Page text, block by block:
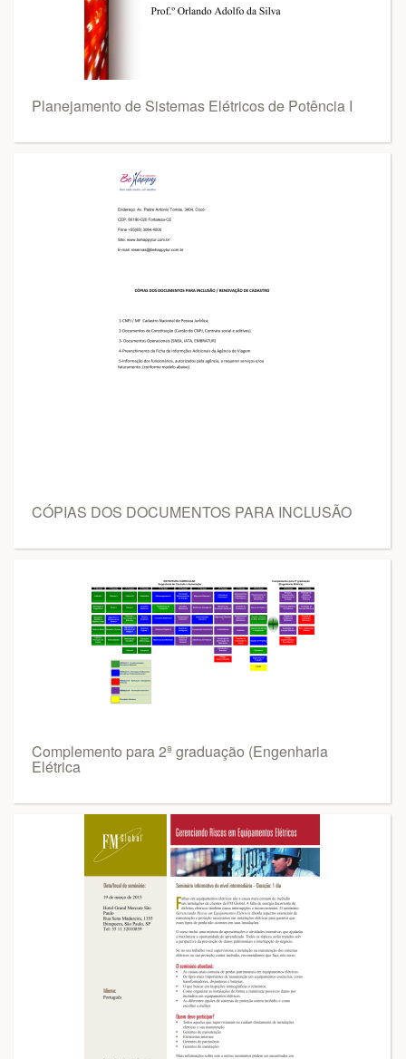
Planejamento de Sistemas Elétricos de Potência I
CÓPIAS DOS DOCUMENTOS PARA INCLUSÃO
Complemento para 2ª graduação (Engenharia
Elétrica